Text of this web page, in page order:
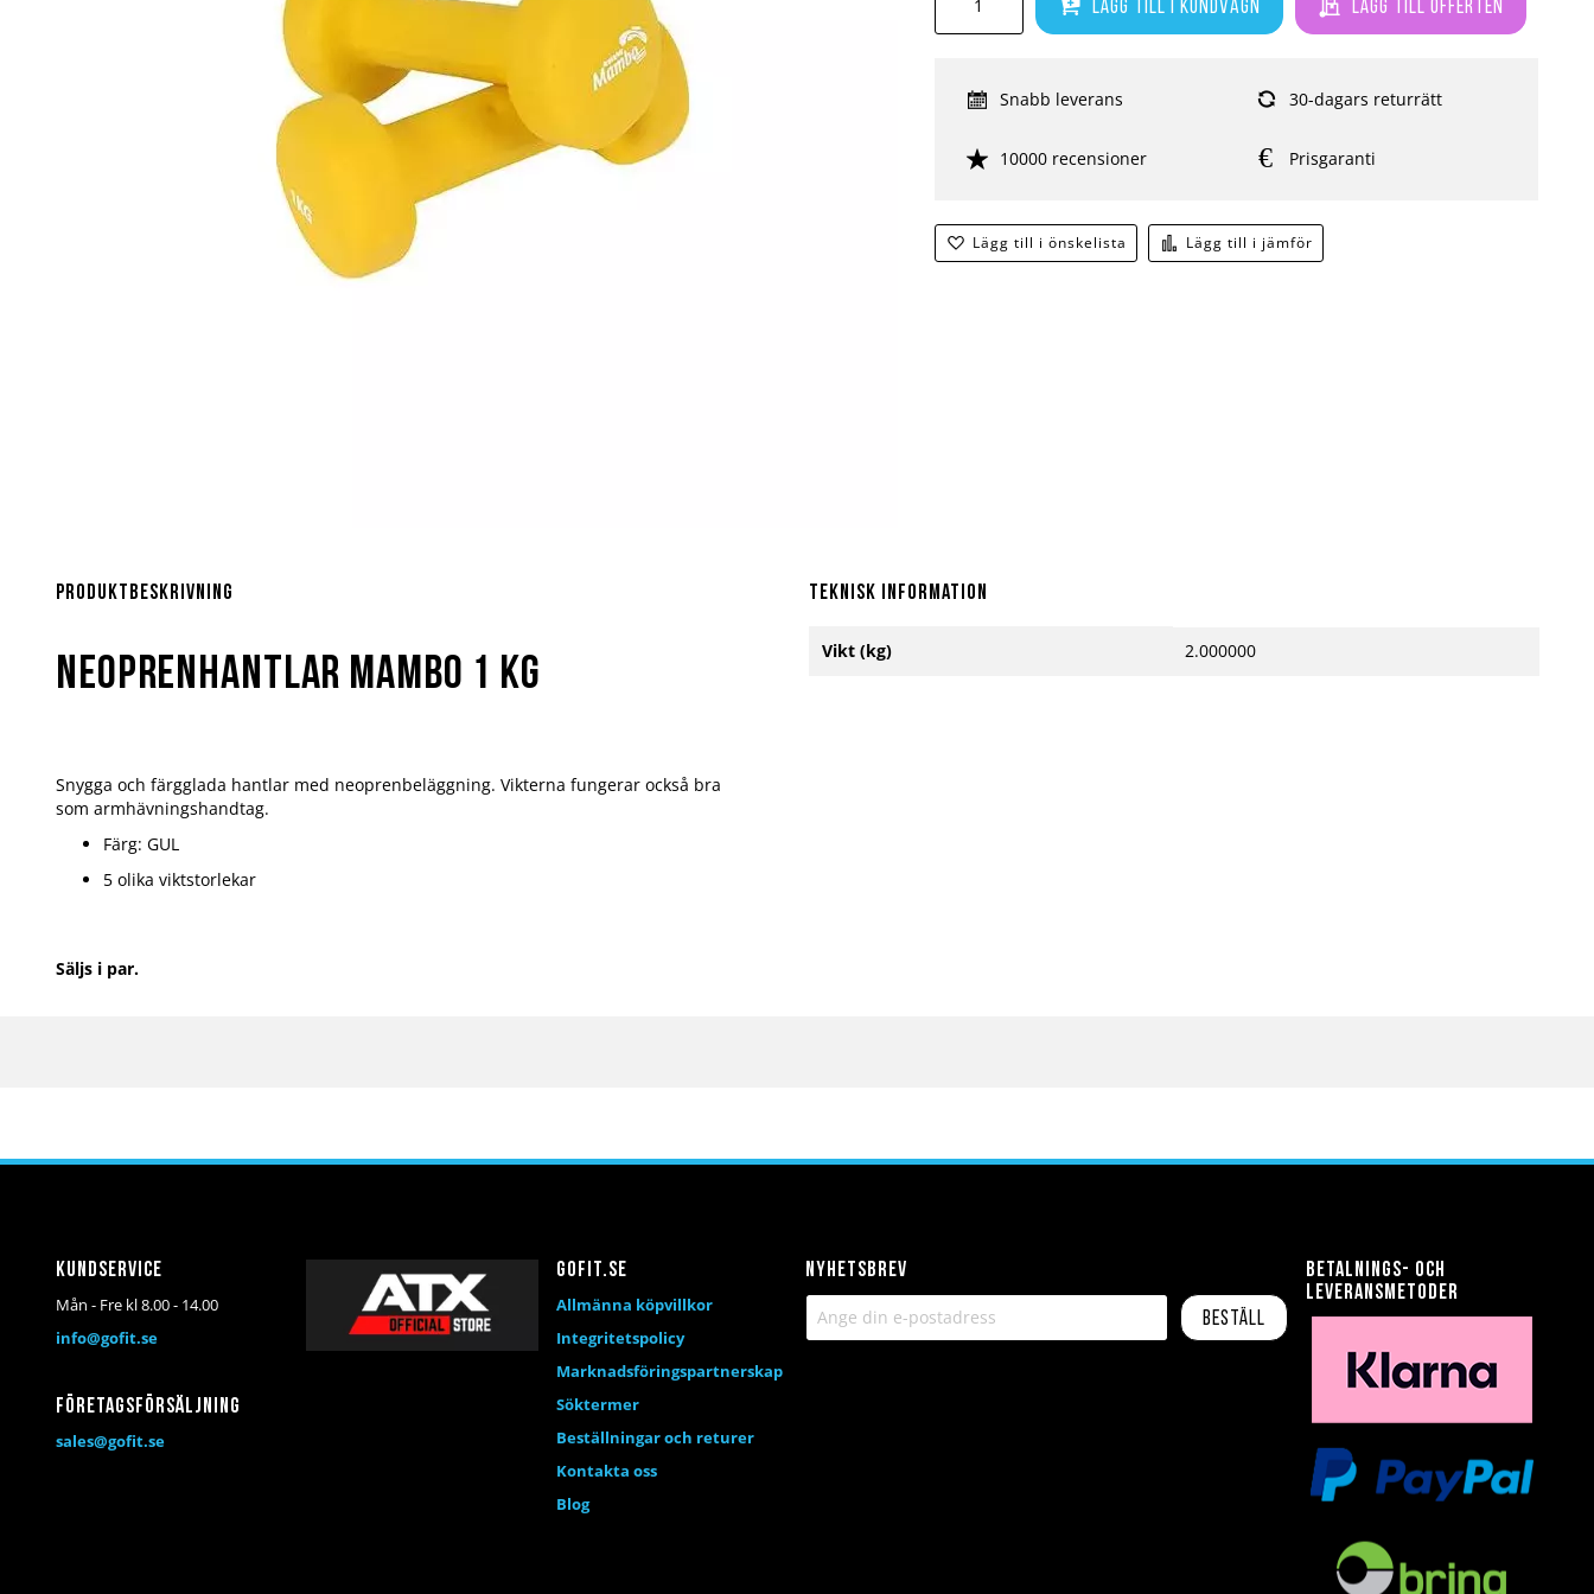
Lägg till i kundvagn Lägg till offerten
Lägg till i önskelista Lägg till i jämför
Snabb leverans 30-dagars returrätt
10000 recensioner Prisgaranti
början
Produktbeskrivning
Neoprenhantlar Mambo 1 KG
Snygga och färgglada hantlar med neoprenbeläggning. Vikterna fungerar också bra
som armhävningshandtag.
Färg: GUL
5 olika viktstorlekar
Säljs i par.
Teknisk information
information
Vikt (kg) 2.000000
Nyhetsbrev
Beställ
Kundservice
Mån - Fre kl 8.00 - 14.00
info@gofit.se
Företagsförsäljning
sales@gofit.se
Betalnings- och
leveransmetoder
Gofit.se
Allmänna köpvillkor
Integritetspolicy
Marknadsföringspartnerskap
Söktermer
Beställningar och returer
Kontakta oss
Blog